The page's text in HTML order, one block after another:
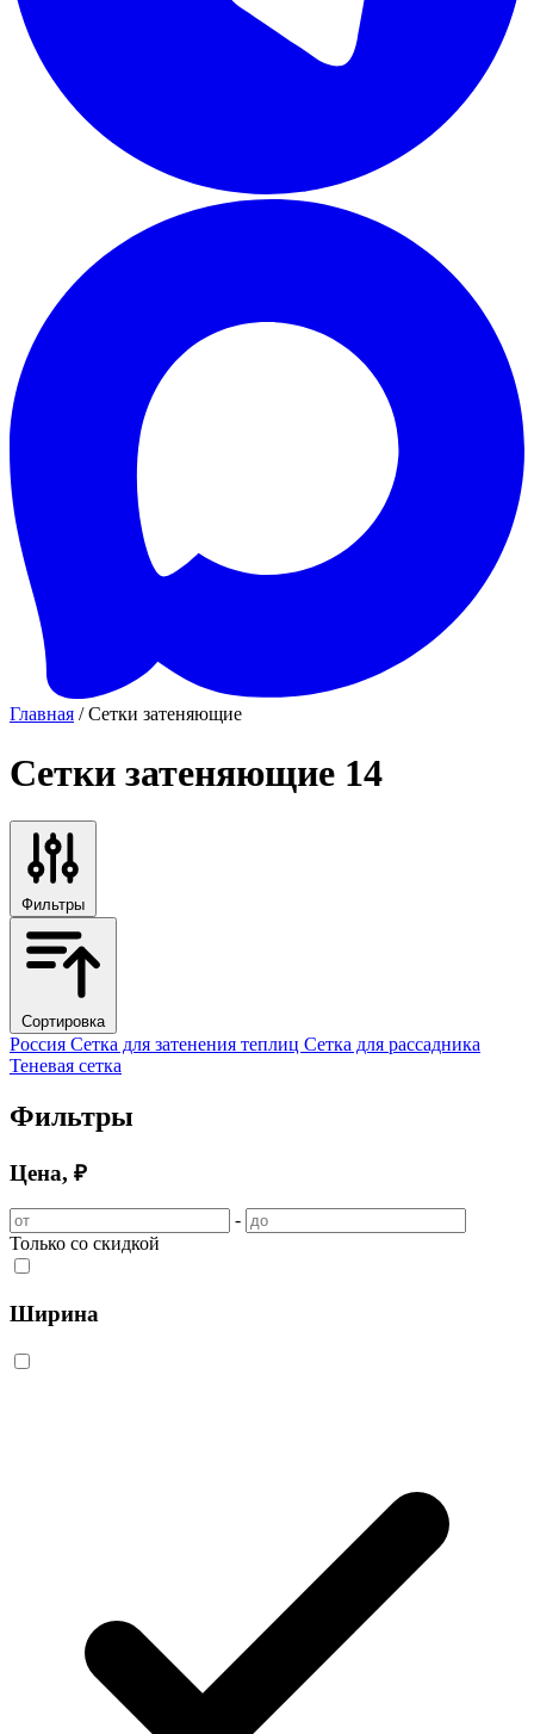
Главная / Сетки затеняющие
Сетки затеняющие 14
Фильтры
Сортировка
Россия Сетка для затенения теплиц Сетка для рассадника
Теневая сетка
Фильтры
Цена, ₽
-
Только со скидкой
Ширина